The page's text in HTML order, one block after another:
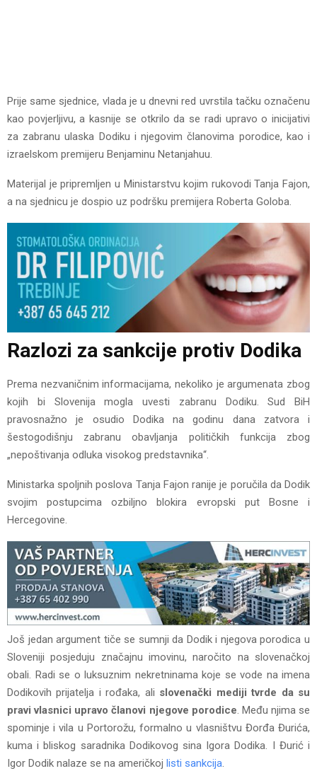
Prije same sjednice, vlada je u dnevni red uvrstila tačku označenu
kao povjerljivu, a kasnije se otkrilo da se radi upravo o inicijativi
za zabranu ulaska Dodiku i njegovim članovima porodice, kao i
izraelskom premijeru Benjaminu Netanjahuu.
Materijal je pripremljen u Ministarstvu kojim rukovodi Tanja Fajon,
a na sjednicu je dospio uz podršku premijera Roberta Goloba.
Razlozi za sankcije protiv Dodika
Prema nezvaničnim informacijama, nekoliko je argumenata zbog
kojih bi Slovenija mogla uvesti zabranu Dodiku. Sud BiH
pravosnažno je osudio Dodika na godinu dana zatvora i
šestogodišnju zabranu obavljanja političkih funkcija zbog
„nepoštivanja odluka visokog predstavnika“.
Ministarka spoljnih poslova Tanja Fajon ranije je poručila da Dodik
svojim postupcima ozbiljno blokira evropski put Bosne i
Hercegovine.
Još jedan argument tiče se sumnji da Dodik i njegova porodica u
Sloveniji posjeduju značajnu imovinu, naročito na slovenačkoj
obali. Radi se o luksuznim nekretninama koje se vode na imena
Dodikovih prijatelja i rođaka, ali slovenački mediji tvrde da su
pravi vlasnici upravo članovi njegove porodice. Među njima se
spominje i vila u Portorožu, formalno u vlasništvu Đorđa Đurića,
kuma i bliskog saradnika Dodikovog sina Igora Dodika. I Đurić i
Igor Dodik nalaze se na američkoj listi sankcija.